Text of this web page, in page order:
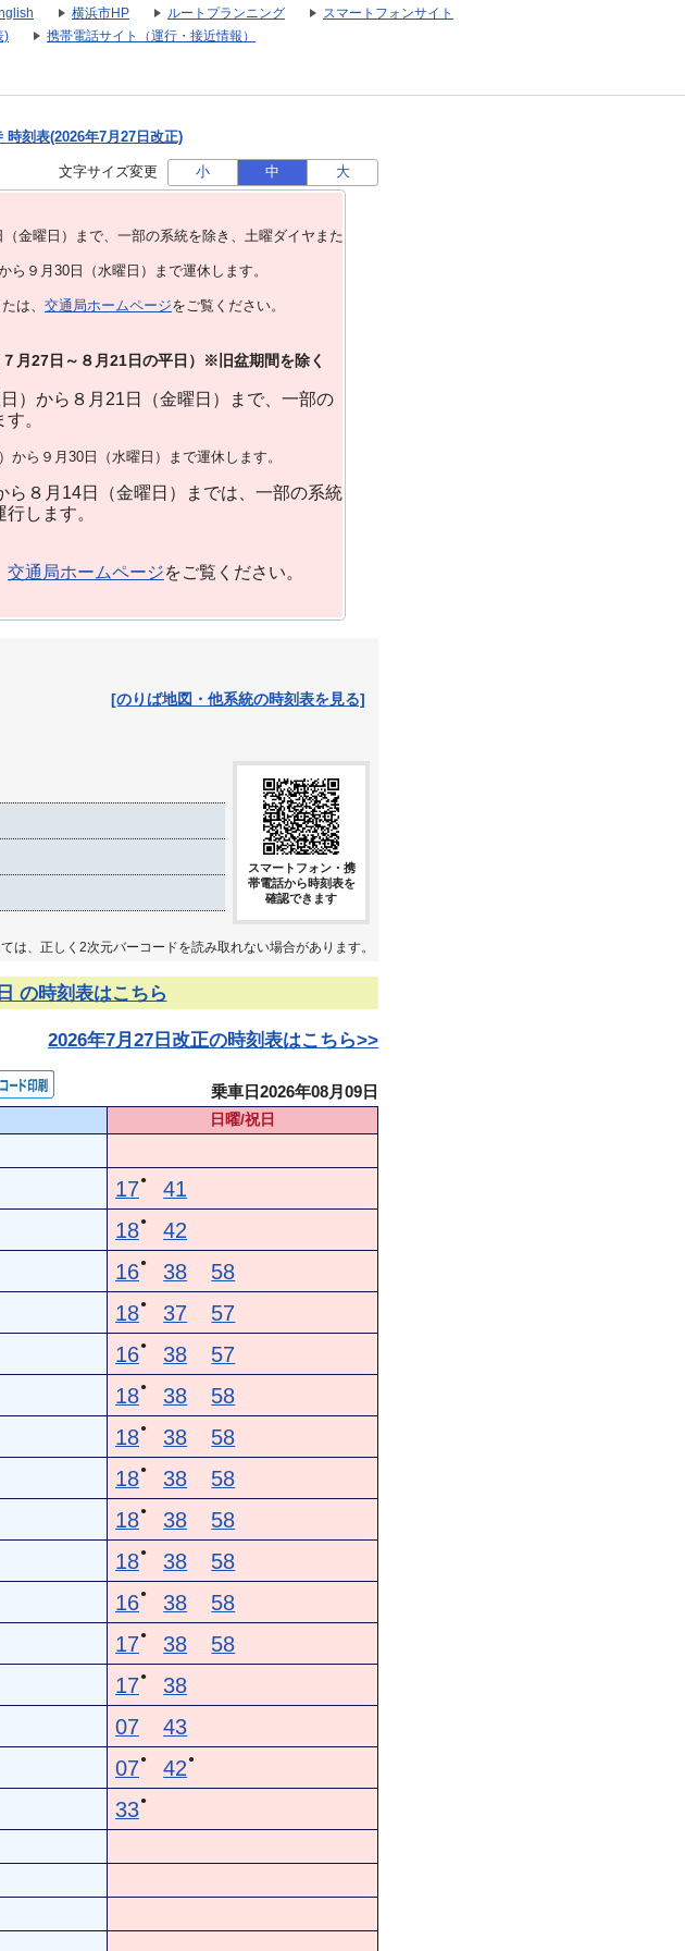
横浜市HP ルートプランニング
スマートフォンサイト
) 携帯電話サイト（運行・接近情報）
時刻表(2026年7月27日改正)
文字サイズ変更 小 中 大
金曜日）まで、⼀部の系統を除き、⼟曜ダイヤまた
９月30日（水曜日）まで運休します。
は、 交通局ホームページをご覧ください。
月27日～８月21日の平日）※旧盆期間を除く
）から８月21日（金曜日）まで、一部の
。
ら９月30日（水曜日）まで運休します。
８月14日（金曜日）までは、一部の系統
します。
交通局ホームページをご覧ください。
[のりば地図・他系統の時刻表を見る]
スマートフォン・携
帯電話から時刻表を
確認できます
は、正しく2次元バーコードを読み取れない場合があります。
の時刻表はこちら
2026年7月27日改正の時刻表はこちら>>
乗車日2026年08月09日
日曜/祝日
17● 41
18● 42
16● 38 58
18● 37 57
16● 38 57
18● 38 58
18● 38 58
18● 38 58
18● 38 58
18● 38 58
16● 38 58
17● 38 58
17● 38
07 43
07● 42 ●
33●